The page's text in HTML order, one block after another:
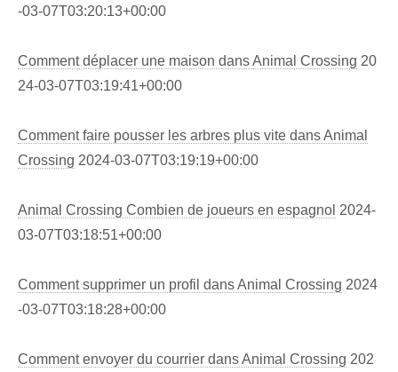
-03-07T03:20:13+00:00
Comment déplacer une maison dans Animal Crossing 20
24-03-07T03:19:41+00:00
Comment faire pousser les arbres plus vite dans Animal
Crossing 2024-03-07T03:19:19+00:00
Animal Crossing Combien de joueurs en espagnol 2024-
03-07T03:18:51+00:00
Comment supprimer un profil dans Animal Crossing 2024
-03-07T03:18:28+00:00
Comment envoyer du courrier dans Animal Crossing 202